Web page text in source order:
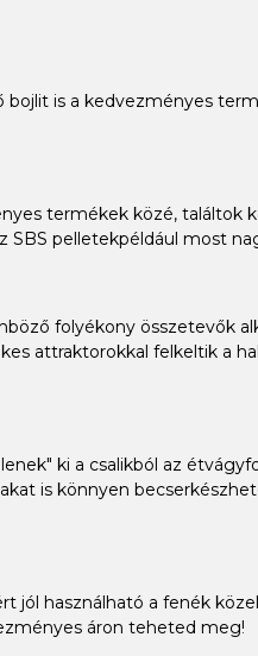
bojlit is a kedvezményes
termékek közé, találtok
pelletekpéldául most
folyékony összetevők
attraktorokkal felkeltik a
ki a csalikból az
is könnyen
jól használható a fenék
áron teheted meg!